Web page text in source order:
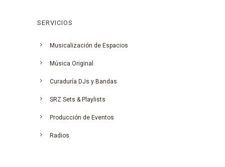
SERVICIOS
Musicalización de Espacios
Música Original
Curaduría DJs y Bandas
SRZ Sets & Playlists
Producción de Eventos
Radios